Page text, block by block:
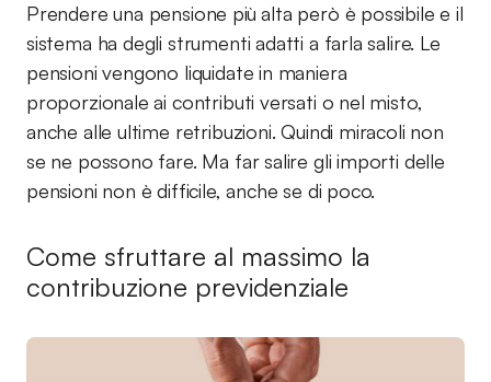
Prendere una pensione più alta però è possibile e il
sistema ha degli strumenti adatti a farla salire. Le
pensioni vengono liquidate in maniera
proporzionale ai contributi versati o nel misto,
anche alle ultime retribuzioni. Quindi miracoli non
se ne possono fare. Ma far salire gli importi delle
pensioni non è difficile, anche se di poco.
Come sfruttare al massimo la
contribuzione previdenziale